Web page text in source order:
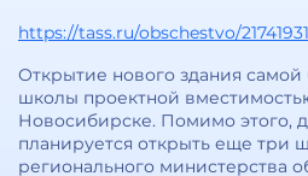
https://tass.ru/obschestvo/21741931
Открытие нового здания
школы проектной
Новосибирске. Помимо этого,
планируется открыть еще три
регионального министерства